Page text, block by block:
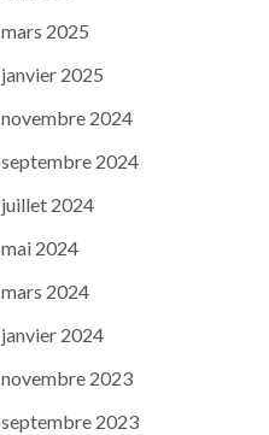
mars 2025
janvier 2025
novembre 2024
septembre 2024
juillet 2024
mai 2024
mars 2024
janvier 2024
novembre 2023
septembre 2023